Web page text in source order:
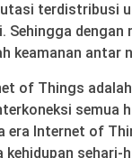
terdistribusi
dengan
keamanan antar
of Things
semua
era Internet of
kehidupan sehari-